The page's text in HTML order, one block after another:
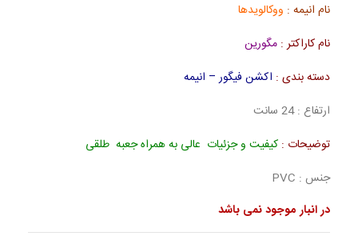
نام انیمه : ووکالویدها
نام کاراکتر : مگورین
دسته بندی : اکشن فیگور – انیمه
ارتفاع : 24 سانت
توضیحات : کیفیت و جزئیات عالی به همراه جعبه طلقی
جنس : PVC
در انبار موجود نمی باشد